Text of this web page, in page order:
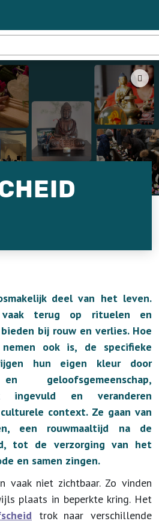
deel van het leven.
terug op rituelen en
bij rouw en verlies. Hoe
ook is, de specifieke
hun eigen kleur door
en geloofsgemeenschap,
ingevuld en veranderen
context. Ze gaan van
een rouwmaaltijd na de
tot de verzorging van het
en samen zingen.
vaak niet zichtbaar. Zo vinden
plaats in beperkte kring. Het
trok naar verschillende